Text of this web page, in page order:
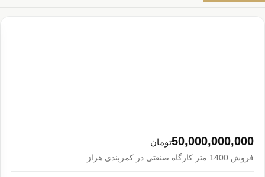
50,000,000,000تومان
فروش 1400 متر کارگاه صنعتی در کمربندی هراز